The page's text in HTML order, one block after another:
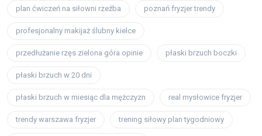
plan ćwiczeń na siłowni rzeźba poznań fryzjer trendy
profesjonalny makijaż ślubny kielce
przedłużanie rzęs zielona góra opinie płaski brzuch boczki
płaski brzuch w 20 dni
płaski brzuch w miesiąc dla mężczyzn real mysłowice fryzjer
trendy warszawa fryzjer trening siłowy plan tygodniowy